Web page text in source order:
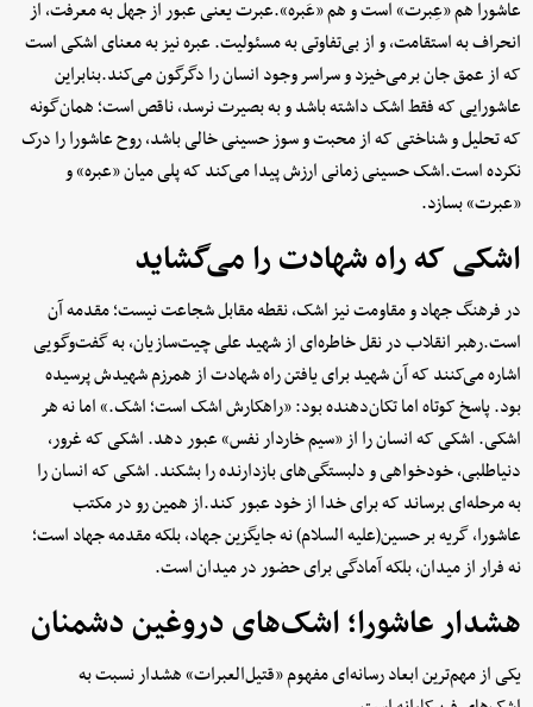
عاشورا هم «عِبرت» است و هم «عَبره».عبرت یعنی عبور از جهل به معرفت، از
انحراف به استقامت، و از بی‌تفاوتی به مسئولیت. عبره نیز به معنای اشکی است
که از عمق جان برمی‌خیزد و سراسر وجود انسان را دگرگون می‌کند.بنابراین
عاشورایی که فقط اشک داشته باشد و به بصیرت نرسد، ناقص است؛ همان‌گونه
که تحلیل و شناختی که از محبت و سوز حسینی خالی باشد، روح عاشورا را درک
نکرده است.اشک حسینی زمانی ارزش پیدا می‌کند که پلی میان «عبره» و
«عبرت» بسازد.
اشکی که راه شهادت را می‌گشاید
در فرهنگ جهاد و مقاومت نیز اشک، نقطه مقابل شجاعت نیست؛ مقدمه آن
است.رهبر انقلاب در نقل خاطره‌ای از شهید علی چیت‌سازیان، به گفت‌وگویی
اشاره می‌کنند که آن شهید برای یافتن راه شهادت از همرزم شهیدش پرسیده
بود. پاسخ کوتاه اما تکان‌دهنده بود: «راهکارش اشک است؛ اشک.» اما نه هر
اشکی. اشکی که انسان را از «سیم خاردار نفس» عبور دهد. اشکی که غرور،
دنیاطلبی، خودخواهی و دلبستگی‌های بازدارنده را بشکند. اشکی که انسان را
به مرحله‌ای برساند که برای خدا از خود عبور کند.از همین رو در مکتب
عاشورا، گریه بر حسین(علیه السلام) نه جایگزین جهاد، بلکه مقدمه جهاد است؛
نه فرار از میدان، بلکه آمادگی برای حضور در میدان است.
هشدار عاشورا؛ اشک‌های دروغین دشمنان
یکی از مهم‌ترین ابعاد رسانه‌ای مفهوم «قتیل‌العبرات» هشدار نسبت به